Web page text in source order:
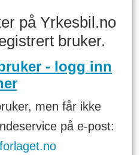
på Yrkesbil.no
bruker.
- logg inn
men får ikke
på e-post: